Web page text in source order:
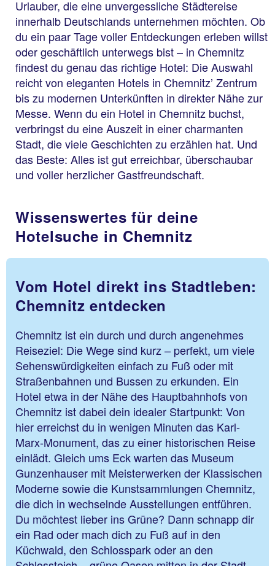
Urlauber, die eine unvergessliche Städtereise
innerhalb Deutschlands unternehmen möchten. Ob
du ein paar Tage voller Entdeckungen erleben willst
oder geschäftlich unterwegs bist – in Chemnitz
findest du genau das richtige Hotel: Die Auswahl
reicht von eleganten Hotels in Chemnitz’ Zentrum
bis zu modernen Unterkünften in direkter Nähe zur
Messe. Wenn du ein Hotel in Chemnitz buchst,
verbringst du eine Auszeit in einer charmanten
Stadt, die viele Geschichten zu erzählen hat. Und
das Beste: Alles ist gut erreichbar, überschaubar
und voller herzlicher Gastfreundschaft.
Wissenswertes für deine
Hotelsuche in Chemnitz
Vom Hotel direkt ins Stadtleben:
Chemnitz entdecken
Chemnitz ist ein durch und durch angenehmes
Reiseziel: Die Wege sind kurz – perfekt, um viele
Sehenswürdigkeiten einfach zu Fuß oder mit
Straßenbahnen und Bussen zu erkunden. Ein
Hotel etwa in der Nähe des Hauptbahnhofs von
Chemnitz ist dabei dein idealer Startpunkt: Von
hier erreichst du in wenigen Minuten das Karl-
Marx-Monument, das zu einer historischen Reise
einlädt. Gleich ums Eck warten das Museum
Gunzenhauser mit Meisterwerken der Klassischen
Moderne sowie die Kunstsammlungen Chemnitz,
die dich in wechselnde Ausstellungen entführen.
Du möchtest lieber ins Grüne? Dann schnapp dir
ein Rad oder mach dich zu Fuß auf in den
Küchwald, den Schlosspark oder an den